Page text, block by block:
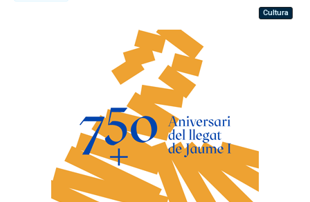
Cultura